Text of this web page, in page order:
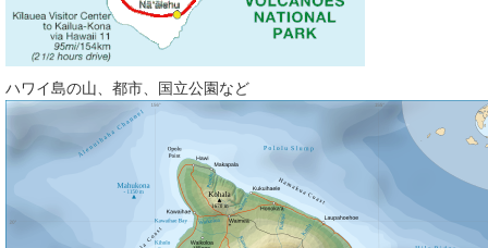
ハワイ島の山、都市、国立公園など